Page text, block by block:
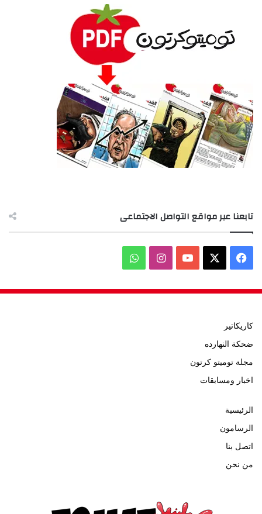
تابعنا عبر مواقع التواصل الاجتماعى
فيسبوك ‫YouTubeانستقرامواتساب
كاريكاتير
ضحكة النهارده
مجلة توميتو كرتون
اخبار ومسابقات
الرئيسية
الرسامون
اتصل بنا
من نحن